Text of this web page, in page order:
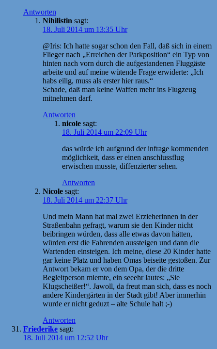
Antworten
Nihilistin sagt:
18. Juli 2014 um 13:35 Uhr
@Iris: Ich hatte sogar schon den Fall, daß sich in einem
Flieger nach „Erreichen der Parkposition“ ein Typ von
hinten nach vorn durch die aufgestandenen Fluggäste
arbeite und auf meine wütende Frage erwiderte: „Ich
habs eilig, muss als erster hier raus.“
Schade, daß man keine Waffen mehr ins Flugzeug
mitnehmen darf.
Antworten
nicole sagt:
18. Juli 2014 um 22:09 Uhr
das würde ich aufgrund der infrage kommenden
möglichkeit, dass er einen anschlussflug
erwischen musste, diffenzierter sehen.
Antworten
Nicole sagt:
18. Juli 2014 um 22:37 Uhr
Und mein Mann hat mal zwei Erzieherinnen in der
Straßenbahn gefragt, warum sie den Kinder nicht
beibringen würden, dass alle etwas davon hätten,
würden erst die Fahrenden aussteigen und dann die
Wartenden einsteigen. Ich meine, diese 20 Kinder hatte
gar keine Platz und haben Omas beiseite gestoßen. Zur
Antwort bekam er von dem Opa, der die dritte
Begleitperson miemte, ein seeehr lautes: „Sie
Klugscheißer!“. Jawoll, da freut man sich, dass es noch
andere Kindergärten in der Stadt gibt! Aber immerhin
wurde er nicht geduzt – alte Schule halt ;-)
Antworten
Friederike sagt:
18. Juli 2014 um 12:52 Uhr